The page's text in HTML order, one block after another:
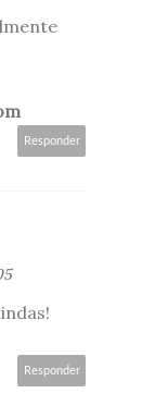
Responder
Responder